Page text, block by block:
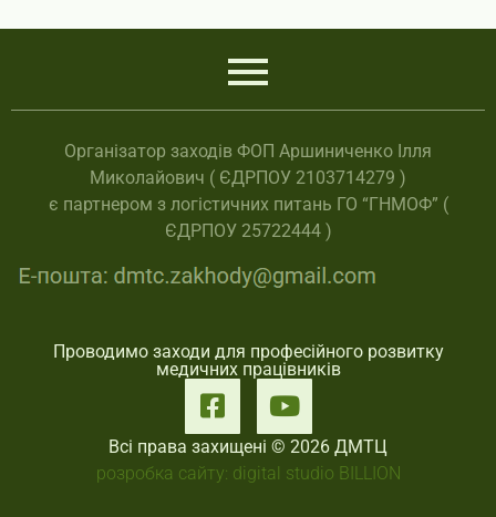
Організатор заходів ФОП Аршиниченко Ілля
Миколайович ( ЄДРПОУ 2103714279 )
є партнером з логістичних питань ГО “ГНМОФ” (
ЄДРПОУ 25722444 )
Проводимо заходи для професійного розвитку
медичних працівників
Всі права захищені © 2026 ДМТЦ
розробка сайту: digital studio BILLION